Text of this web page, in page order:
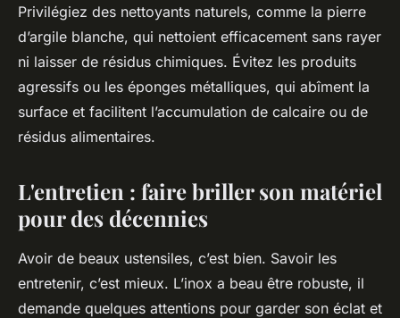
Privilégiez des nettoyants naturels, comme la pierre
d’argile blanche, qui nettoient efficacement sans rayer
ni laisser de résidus chimiques. Évitez les produits
agressifs ou les éponges métalliques, qui abîment la
surface et facilitent l’accumulation de calcaire ou de
résidus alimentaires.
L'entretien : faire briller son matériel
pour des décennies
Avoir de beaux ustensiles, c’est bien. Savoir les
entretenir, c’est mieux. L’inox a beau être robuste, il
demande quelques attentions pour garder son éclat et